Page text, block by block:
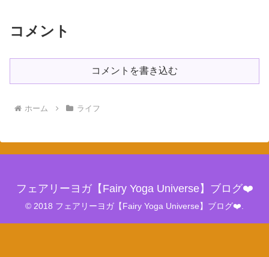
コメント
コメントを書き込む
ホーム ライフ
フェアリーヨガ【Fairy Yoga Universe】ブログ❤️
© 2018 フェアリーヨガ【Fairy Yoga Universe】ブログ❤️.